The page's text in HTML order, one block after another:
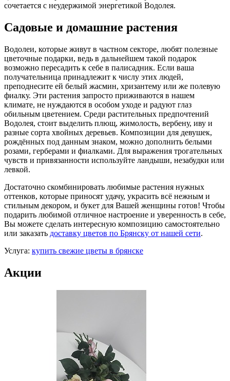
сочетается с неудержимой энергетикой Водолея.
Садовые и домашние растения
Водолеи, которые живут в частном секторе, любят полезные
цветочные подарки, ведь в дальнейшем такой подарок
возможно пересадить к себе в палисадник. Если ваша
получательница принадлежит к числу этих людей,
преподнесите ей белый жасмин, хризантему или же полевую
фиалку. Эти растения запросто приживаются в нашем
климате, не нуждаются в особом уходе и радуют глаз
обильным цветением. Среди растительных предпочтений
Водолея, стоит выделить плющ, жимолость, вербену, иву и
разные сорта хвойных деревьев. Композиции для девушек,
рождённых под данным знаком, можно дополнить белыми
розами, герберами и фиалками. Для выражения трогательных
чувств и привязанности используйте ландыши, незабудки или
левкой.
Достаточно скомбинировать любимые растения нужных
оттенков, которые приносят удачу, украсить всё нежным и
стильным декором, и букет для Вашей женщины готов! Чтобы
подарить любимой отличное настроение и уверенность в себе,
Вы можете сделать интересную композицию самостоятельно
или заказать доставку цветов по Брянску от нашей сети.
Услуга: купить свежие цветы в брянске
Акции